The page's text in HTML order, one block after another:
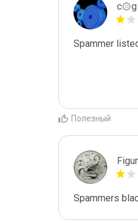
c۞g
Spammer
Полезный
Spammers